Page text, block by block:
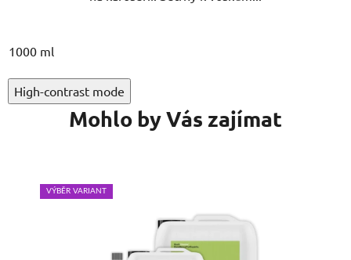
1000 ml
High-contrast mode
Mohlo by Vás zajímat
VÝBĚR VARIANT